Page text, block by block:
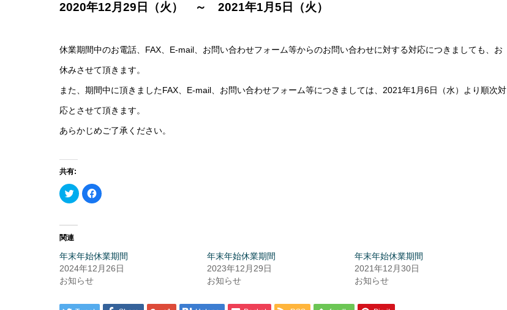
2020年12月29日（火） ～ 2021年1月5日（火）
休業期間中のお電話、FAX、E-mail、お問い合わせフォーム等からのお問い合わせに対する対応につきましても、お
休みさせて頂きます。
また、期間中に頂きましたFAX、E-mail、お問い合わせフォーム等につきましては、2021年1月6日（水）より順次対
応とさせて頂きます。
あらかじめご了承ください。
共有:
ク
リ
て
共
有
(新
し
い
ウ
ン
Facebook
で
ク
リ
ッ
ク
だ
関連
年末年始休業期間
2024年12月26日
お知らせ
年末年始休業期間
2023年12月29日
お知らせ
年末年始休業期間
2021年12月30日
お知らせ